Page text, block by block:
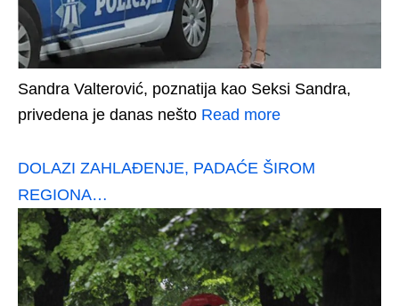
Sandra Valterović, poznatija kao Seksi Sandra,
privedena je danas nešto Read more
DOLAZI ZAHLAĐENJE, PADAĆE ŠIROM
REGIONA…